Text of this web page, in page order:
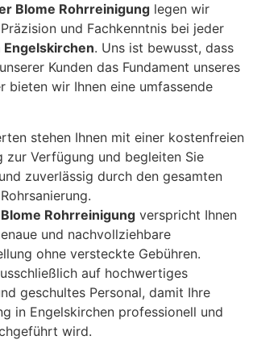
Blome Rohrreinigung legen wir
und Fachkenntnis bei jeder
. Uns ist bewusst, dass
Kunden das Fundament unseres
bieten wir Ihnen eine umfassende
stehen Ihnen mit einer kostenfreien
zur Verfügung und begleiten Sie
zuverlässig durch den gesamten
Rohrreinigung verspricht Ihnen
und nachvollziehbare
ohne versteckte Gebühren.
auf hochwertiges
geschultes Personal, damit Ihre
in Engelskirchen professionell und
wird.